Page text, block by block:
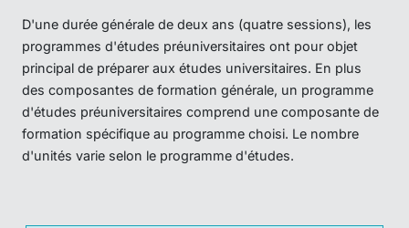
D'une durée générale de deux ans (quatre sessions), les
programmes d'études préuniversitaires ont pour objet
principal de préparer aux études universitaires. En plus
des composantes de formation générale, un programme
d'études préuniversitaires comprend une composante de
formation spécifique au programme choisi. Le nombre
d'unités varie selon le programme d'études.